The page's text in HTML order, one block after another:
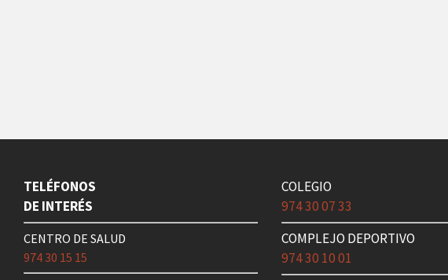
TELÉFONOS
DE INTERÉS
CENTRO DE SALUD
974 30 15 15
COLEGIO
974 30 07 33
COMPLEJO DEPORTIVO
974 30 10 01